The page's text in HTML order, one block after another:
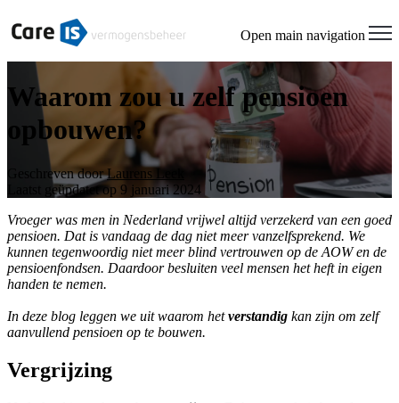
Open main navigation
Waarom zou u zelf pensioen
opbouwen?
Geschreven doorLaurens Leek
Laatst geüpdatet op 9 januari 2024
Vroeger was men in Nederland vrijwel altijd verzekerd van een goed
pensioen. Dat is vandaag de dag niet meer vanzelfsprekend. We
kunnen tegenwoordig niet meer blind vertrouwen op de AOW en de
pensioenfondsen. Daardoor besluiten veel mensen het heft in eigen
handen te nemen.
In deze blog leggen we uit waarom hetverstandig kan zijn om zelf
aanvullend pensioen op te bouwen.
Vergrijzing